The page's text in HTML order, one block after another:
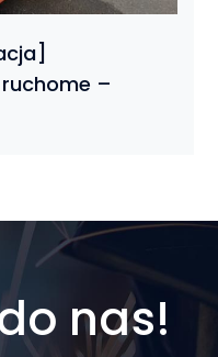
–
nas!